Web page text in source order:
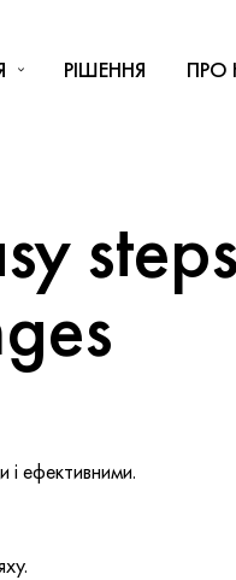
РІШЕННЯ ПРО
steps
ефективними.